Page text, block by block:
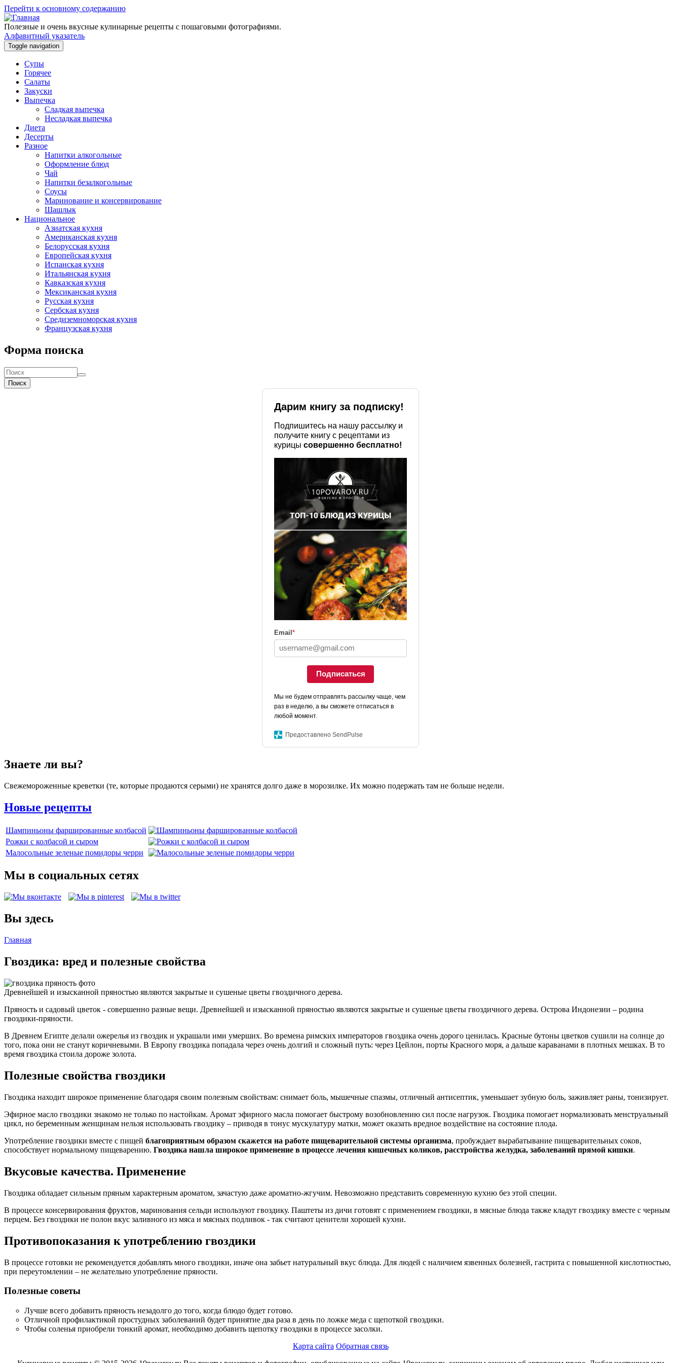
Перейти к основному содержанию
Полезные и очень вкусные кулинарные рецепты с пошаговыми фотографиями.
Алфавитный указатель
Toggle navigation
Супы
Горячее
Салаты
Закуски
Выпечка
Сладкая выпечка
Несладкая выпечка
Диета
Десерты
Разное
Напитки алкогольные
Оформление блюд
Чай
Напитки безалкогольные
Соусы
Маринование и консервирование
Шашлык
Национальное
Азиатская кухня
Американская кухня
Белорусская кухня
Европейская кухня
Испанская кухня
Итальянская кухня
Кавказская кухня
Мексиканская кухня
Русская кухня
Сербская кухня
Средиземноморская кухня
Французская кухня
Форма поиска
Поиск
Дарим книгу за подписку!
Подпишитесь на нашу рассылку и
получите книгу с рецептами из
курицы совершенно бесплатно!
Email *
Подписаться
Мы не будем отправлять рассылку чаще, чем
раз в неделю, а вы сможете отписаться в
любой момент.
Предоставлено SendPulse
Знаете ли вы?
Свежемороженные креветки (те, которые продаются серыми) не хранятся долго даже в морозилке. Их можно подержать там не больше недели.
Новые рецепты
Шампиньоны фаршированные колбасой
Рожки с колбасой и сыром
Малосольные зеленые помидоры черри
Мы в социальных сетях
Вы здесь
Главная
Гвоздика: вред и полезные свойства
Древнейшей и изысканной пряностью являются закрытые и сушеные цветы гвоздичного дерева.
Пряность и садовый цветок - совершенно разные вещи. Древнейшей и изысканной пряностью являются закрытые и сушеные цветы гвоздичного дерева. Острова Индонезии – родина
гвоздики-пряности.
В Древнем Египте делали ожерелья из гвоздик и украшали ими умерших. Во времена римских императоров гвоздика очень дорого ценилась. Красные бутоны цветков сушили на солнце до
того, пока они не станут коричневыми. В Европу гвоздика попадала через очень долгий и сложный путь: через Цейлон, порты Красного моря, а дальше караванами в плотных мешках. В то
время гвоздика стоила дороже золота.
Полезные свойства гвоздики
Гвоздика находит широкое применение благодаря своим полезным свойствам: снимает боль, мышечные спазмы, отличный антисептик, уменьшает зубную боль, заживляет раны, тонизирует.
Эфирное масло гвоздики знакомо не только по настойкам. Аромат эфирного масла помогает быстрому возобновлению сил после нагрузок. Гвоздика помогает нормализовать менструальный
цикл, но беременным женщинам нельзя использовать гвоздику – приводя в тонус мускулатуру матки, может оказать вредное воздействие на состояние плода.
Употребление гвоздики вместе с пищей благоприятным образом скажется на работе пищеварительной системы организма, пробуждает вырабатывание пищеварительных соков,
способствует нормальному пищеварению. Гвоздика нашла широкое применение в процессе лечения кишечных коликов, расстройства желудка, заболеваний прямой кишки.
Вкусовые качества. Применение
Гвоздика обладает сильным пряным характерным ароматом, зачастую даже ароматно-жгучим. Невозможно представить современную кухню без этой специи.
В процессе консервирования фруктов, маринования сельди используют гвоздику. Паштеты из дичи готовят с применением гвоздики, в мясные блюда также кладут гвоздику вместе с черным
перцем. Без гвоздики не полон вкус заливного из мяса и мясных подливок - так считают ценители хорошей кухни.
Противопоказания к употреблению гвоздики
В процессе готовки не рекомендуется добавлять много гвоздики, иначе она забьет натуральный вкус блюда. Для людей с наличием язвенных болезней, гастрита с повышенной кислотностью,
при переутомлении – не желательно употребление пряности.
Полезные советы
Лучше всего добавить пряность незадолго до того, когда блюдо будет готово.
Отличной профилактикой простудных заболеваний будет принятие два раза в день по ложке меда с щепоткой гвоздики.
Чтобы соленья приобрели тонкий аромат, необходимо добавить щепотку гвоздики в процессе засолки.
Карта сайта Обратная связь